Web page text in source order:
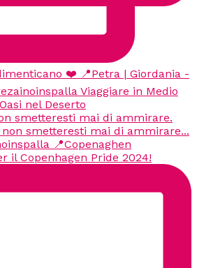
smetteresti mai di ammirare.
il Copenhagen Pride 2024!